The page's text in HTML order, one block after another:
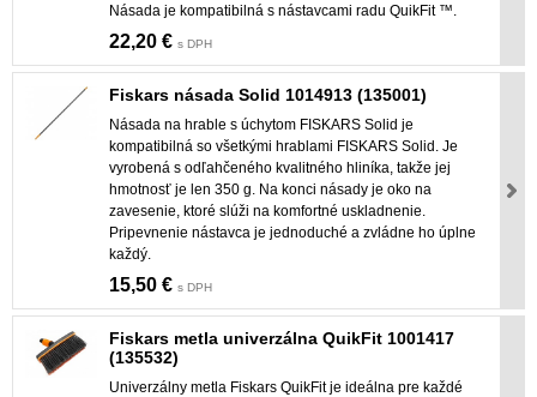
Násada je kompatibilná s nástavcami radu QuikFit ™.
22,20 € s DPH
Fiskars násada Solid 1014913 (135001)
Násada na hrable s úchytom FISKARS Solid je
kompatibilná so všetkými hrablami FISKARS Solid. Je
vyrobená s odľahčeného kvalitného hliníka, takže jej
hmotnosť je len 350 g. Na konci násady je oko na
zavesenie, ktoré slúži na komfortné uskladnenie.
Pripevnenie nástavca je jednoduché a zvládne ho úplne
každý.
15,50 € s DPH
Fiskars metla univerzálna QuikFit 1001417
(135532)
Univerzálny metla Fiskars QuikFit je ideálna pre každé